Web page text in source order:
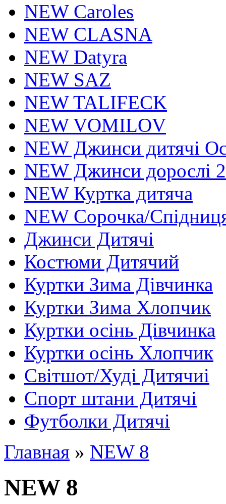
NEW Caroles
NEW CLASNA
NEW Datyra
NEW SAZ
NEW TALIFECK
NEW VOMILOV
NEW Джинси дитячі
NEW Джинси дорослі
NEW Куртка дитяча
NEW Сорочка/
Джинси Дитячі
Костюми Дитячий
Куртки Зима Дівчинка
Куртки Зима Хлопчик
Куртки осінь Дівчинка
Куртки осінь Хлопчик
Світшот/Худі Дитячиі
Спорт штани Дитячі
Футболки Дитячі
Главная » NEW 8
NEW 8